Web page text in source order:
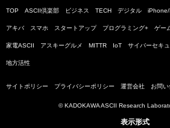
TOP ASCII倶楽部 ビジネス TECH デジタル
アキバ スマホ スタートアップ プログラミング+ ゲー
家電ASCII アスキーグルメ MITTR IoT サイバーセキ
地方活性
サイトポリシー プライバシーポリシー 運営会社 お問
© KADOKAWA ASCII Research
表示形式